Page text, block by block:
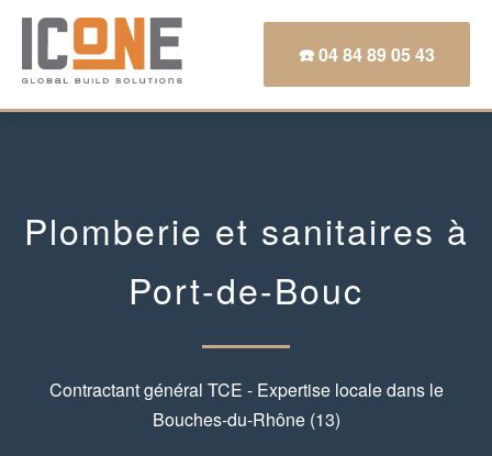
☎️ 04 84 89 05 43
Plomberie et sanitaires à
Port-de-Bouc
Contractant général TCE - Expertise locale dans le
Bouches-du-Rhône (13)